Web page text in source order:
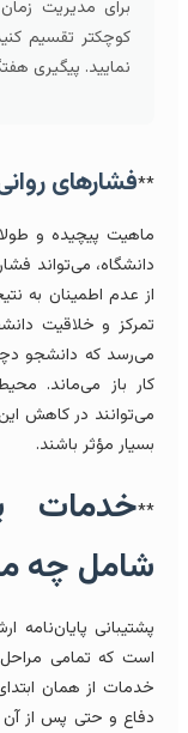
برای مدیریت زمان
کوچکتر تقسیم کنید و
نمایید. پیگیری هفتگی
فشارهای روانی
پیچیده و
می‌تواند فشارهای
عدم اطمینان به
و خلاقیت دانشجو
باز می‌ماند.
در کاهش این
مؤثر باشند.
خدمات
چه
پایان‌نامه
که تمامی مراحل
از همان ابتدای
و حتی پس از آن